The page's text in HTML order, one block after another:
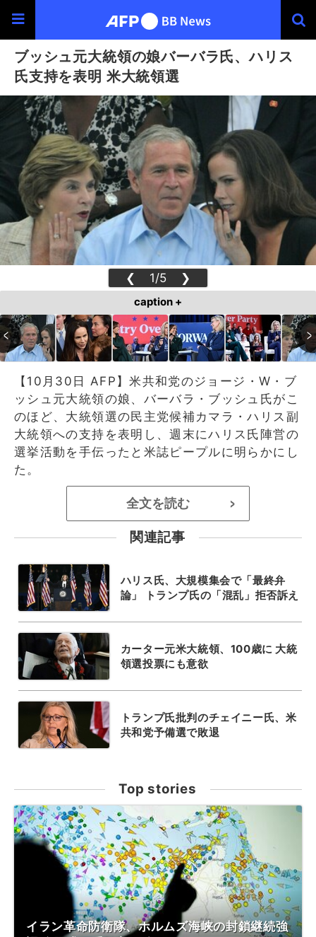
ブッシュ元大統領の娘バーバラ氏、ハリス
氏支持を表明 米大統領選
❮ 1/5 ❯
caption +
【10月30日 AFP】米共和党のジョージ・W・ブ
ッシュ元大統領の娘、バーバラ・ブッシュ氏がこ
のほど、大統領選の民主党候補カマラ・ハリス副
大統領への支持を表明し、週末にハリス氏陣営の
選挙活動を手伝ったと米誌ピープルに明らかにし
た。
全文を読む >
関連記事
ハリス氏、大規模集会で「最終弁
論」 トランプ氏の「混乱」拒否訴え
カーター元米大統領、100歳に 大統
領選投票にも意欲
トランプ氏批判のチェイニー氏、米
共和党予備選で敗退
Top stories
イラン革命防衛隊、ホルムズ海峡の封鎖継続強